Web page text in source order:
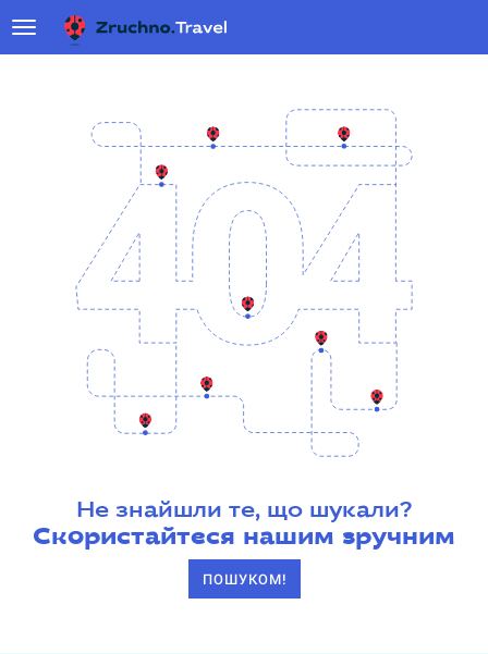
Не знайшли те, що шукали?
Скористайтеся нашим зручним
ПОШУКОМ!